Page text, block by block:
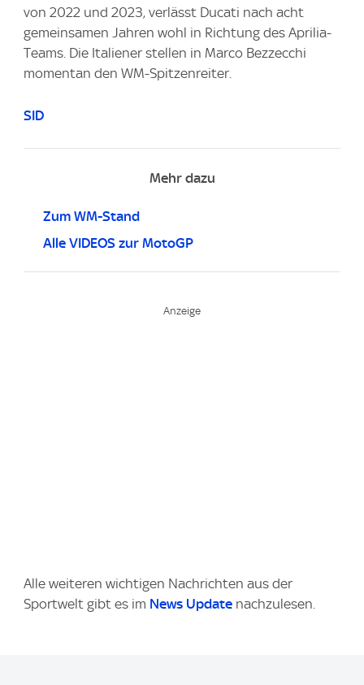
von 2022 und 2023, verlässt Ducati nach acht
gemeinsamen Jahren wohl in Richtung des Aprilia-
Teams. Die Italiener stellen in Marco Bezzecchi
momentan den WM-Spitzenreiter.
SID
Mehr dazu
Zum WM-Stand
Alle VIDEOS zur MotoGP
Alle weiteren wichtigen Nachrichten aus der
Sportwelt gibt es im News Update nachzulesen.